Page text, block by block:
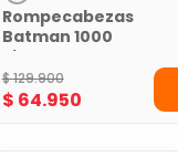
Rompecabezas
Batman 1000
Piezas
$129.900
$ 64.950